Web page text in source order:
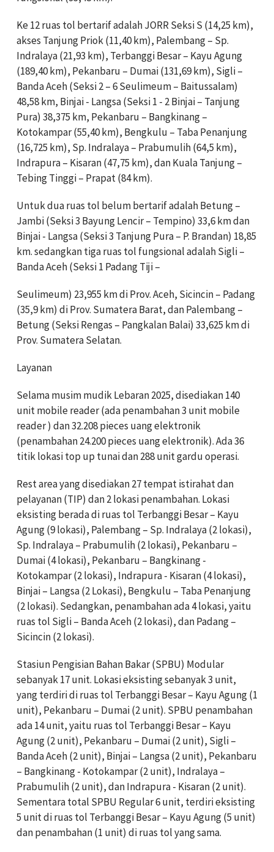
Ke 12 ruas tol bertarif adalah JORR Seksi S (14,25 km),
akses Tanjung Priok (11,40 km), Palembang – Sp.
Indralaya (21,93 km), Terbanggi Besar – Kayu Agung
(189,40 km), Pekanbaru – Dumai (131,69 km), Sigli –
Banda Aceh (Seksi 2 – 6 Seulimeum – Baitussalam)
48,58 km, Binjai - Langsa (Seksi 1 - 2 Binjai – Tanjung
Pura) 38,375 km, Pekanbaru – Bangkinang –
Kotokampar (55,40 km), Bengkulu – Taba Penanjung
(16,725 km), Sp. Indralaya – Prabumulih (64,5 km),
Indrapura – Kisaran (47,75 km), dan Kuala Tanjung –
Tebing Tinggi – Prapat (84 km).
Untuk dua ruas tol belum bertarif adalah Betung –
Jambi (Seksi 3 Bayung Lencir – Tempino) 33,6 km dan
Binjai - Langsa (Seksi 3 Tanjung Pura – P. Brandan) 18,85
km. sedangkan tiga ruas tol fungsional adalah Sigli –
Banda Aceh (Seksi 1 Padang Tiji –
Seulimeum) 23,955 km di Prov. Aceh, Sicincin – Padang
(35,9 km) di Prov. Sumatera Barat, dan Palembang –
Betung (Seksi Rengas – Pangkalan Balai) 33,625 km di
Prov. Sumatera Selatan.
Layanan
Selama musim mudik Lebaran 2025, disediakan 140
unit mobile reader (ada penambahan 3 unit mobile
reader ) dan 32.208 pieces uang elektronik
(penambahan 24.200 pieces uang elektronik). Ada 36
titik lokasi top up tunai dan 288 unit gardu operasi.
Rest area yang disediakan 27 tempat istirahat dan
pelayanan (TIP) dan 2 lokasi penambahan. Lokasi
eksisting berada di ruas tol Terbanggi Besar – Kayu
Agung (9 lokasi), Palembang – Sp. Indralaya (2 lokasi),
Sp. Indralaya – Prabumulih (2 lokasi), Pekanbaru –
Dumai (4 lokasi), Pekanbaru – Bangkinang -
Kotokampar (2 lokasi), Indrapura - Kisaran (4 lokasi),
Binjai – Langsa (2 Lokasi), Bengkulu – Taba Penanjung
(2 lokasi). Sedangkan, penambahan ada 4 lokasi, yaitu
ruas tol Sigli – Banda Aceh (2 lokasi), dan Padang –
Sicincin (2 lokasi).
Stasiun Pengisian Bahan Bakar (SPBU) Modular
sebanyak 17 unit. Lokasi eksisting sebanyak 3 unit,
yang terdiri di ruas tol Terbanggi Besar – Kayu Agung (1
unit), Pekanbaru – Dumai (2 unit). SPBU penambahan
ada 14 unit, yaitu ruas tol Terbanggi Besar – Kayu
Agung (2 unit), Pekanbaru – Dumai (2 unit), Sigli –
Banda Aceh (2 unit), Binjai – Langsa (2 unit), Pekanbaru
– Bangkinang - Kotokampar (2 unit), Indralaya –
Prabumulih (2 unit), dan Indrapura - Kisaran (2 unit).
Sementara total SPBU Regular 6 unit, terdiri eksisting
5 unit di ruas tol Terbanggi Besar – Kayu Agung (5 unit)
dan penambahan (1 unit) di ruas tol yang sama.